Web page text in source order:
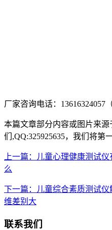
厂家咨询电话：13616324057
本篇文章部分内容或图片来
们,QQ:325925635，我们将第
上一篇：儿童心理健康测试
么
下一篇：儿童综合素质测试
维差别大
联系我们